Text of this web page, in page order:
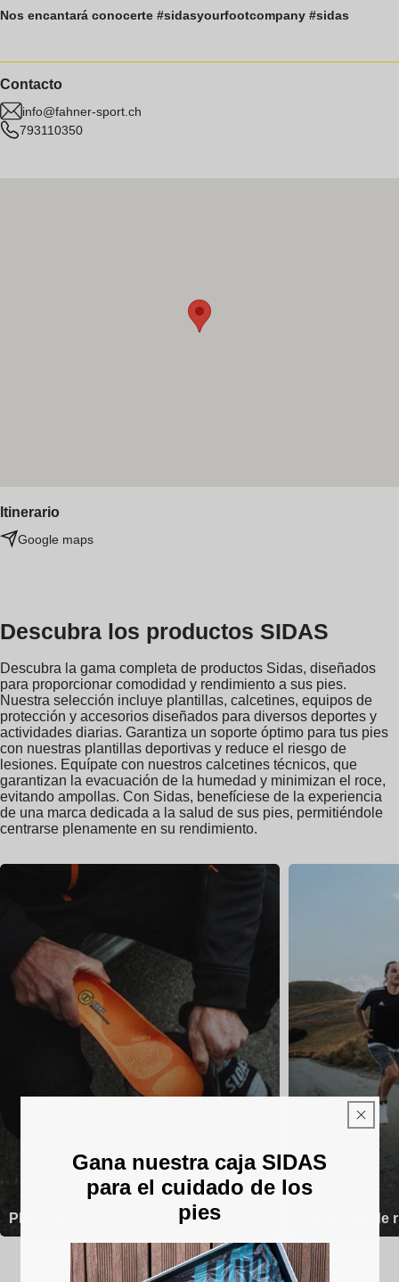
Nos encantará conocerte #sidasyourfootcompany #sidas
Itinerario
Google maps
Contacto
info@fahner-sport.ch
793110350
Descubra los productos SIDAS
Descubra la gama completa de productos Sidas, diseñados
para proporcionar comodidad y rendimiento a sus pies.
Nuestra selección incluye plantillas, calcetines, equipos de
protección y accesorios diseñados para diversos deportes y
actividades diarias. Garantiza un soporte óptimo para tus pies
con nuestras plantillas deportivas y reduce el riesgo de
lesiones. Equípate con nuestros calcetines técnicos, que
garantizan la evacuación de la humedad y minimizan el roce,
evitando ampollas. Con Sidas, benefíciese de la experiencia
de una marca dedicada a la salud de sus pies, permitiéndole
centrarse plenamente en su rendimiento.
Plantillas Calcetines de
Gana nuestra caja SIDAS
para el cuidado de los
pies